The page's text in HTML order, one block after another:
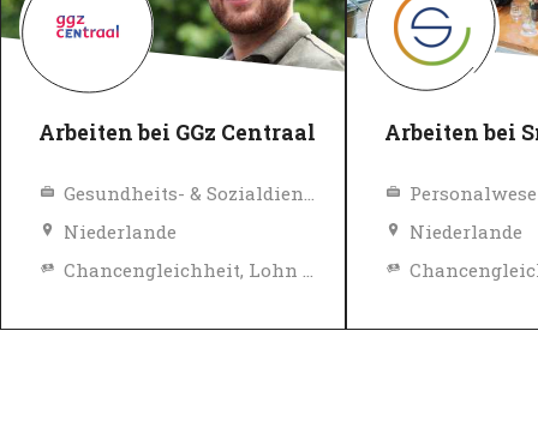
Arbeiten bei GGz Centraal
Niederlande
Arbeiten bei
Niederlande